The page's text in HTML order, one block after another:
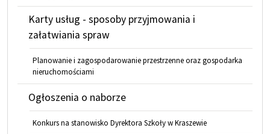
Karty usług - sposoby przyjmowania i
załatwiania spraw
Planowanie i zagospodarowanie przestrzenne oraz gospodarka
nieruchomościami
Ogłoszenia o naborze
Konkurs na stanowisko Dyrektora Szkoły w Kraszewie